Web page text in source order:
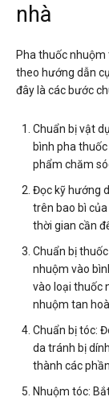
nhà
Pha thuốc nhuộm
theo hướng dẫn
đây là các bước
Chuẩn bị vật
bình pha
phẩm chăm
Đọc kỹ hướng
trên bao bì
thời gian cần
Chuẩn bị
nhuộm vào
vào loại thuốc
nhuộm tan
Chuẩn bị tóc:
da tránh bị
thành các
Nhuộm tóc: